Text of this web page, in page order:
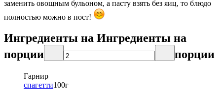
заменить овощным бульоном, а пасту взять без яиц, то блюдо
полностью можно в пост!
Ингредиенты на Ингредиенты на
порции
порции
Гарнир
спагетти100г